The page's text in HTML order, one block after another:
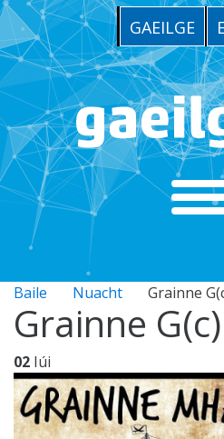
GAEILGE
Baile Nuacht Grainne
Grainne G(c)
02 Iúi